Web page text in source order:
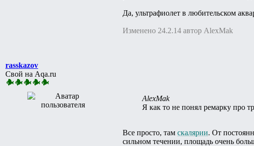
Да, ультрафиолет в любительском
Изменено 24.2.14 автор AlexMak
rasskazov
Свой на Aqa.ru
AlexMak
Я как то не понял ремарку про
Все просто, там скалярии. От
сильном течении, площадь очень